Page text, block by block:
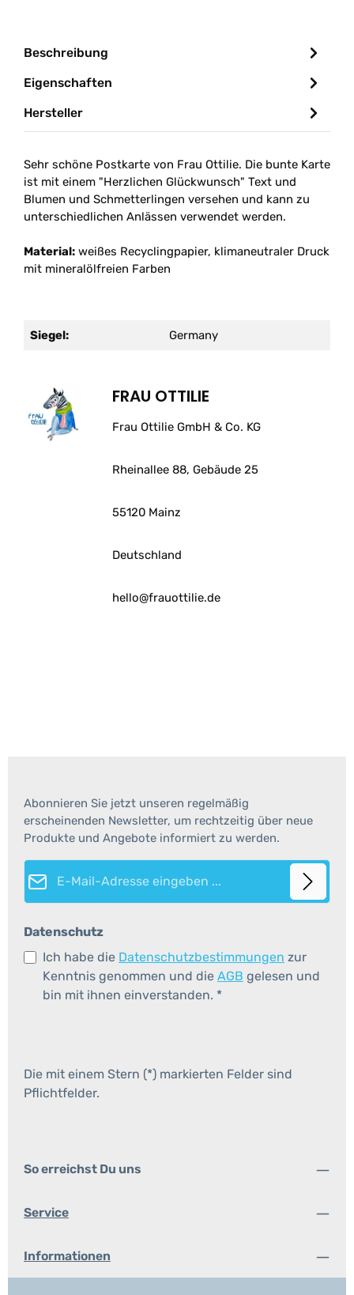
Beschreibung
Eigenschaften
Hersteller
Sehr schöne Postkarte von Frau Ottilie. Die bunte Karte
ist mit einem "Herzlichen Glückwunsch" Text und
Blumen und Schmetterlingen versehen und kann zu
unterschiedlichen Anlässen verwendet werden.
Material: weißes Recyclingpapier, klimaneutraler Druck
mit mineralölfreien Farben
Siegel: Germany
FRAU OTTILIE
Frau Ottilie GmbH & Co. KG
Rheinallee 88, Gebäude 25
55120 Mainz
Deutschland
hello@frauottilie.de
Abonnieren Sie jetzt unseren regelmäßig
erscheinenden Newsletter, um rechtzeitig über neue
Produkte und Angebote informiert zu werden.
E-Mail-Adresse*
Datenschutz
Ich habe die Datenschutzbestimmungen zur
Kenntnis genommen und die AGB gelesen und
bin mit ihnen einverstanden. *
Die mit einem Stern (*) markierten Felder sind
Pflichtfelder.
So erreichst Du uns
Service
Informationen